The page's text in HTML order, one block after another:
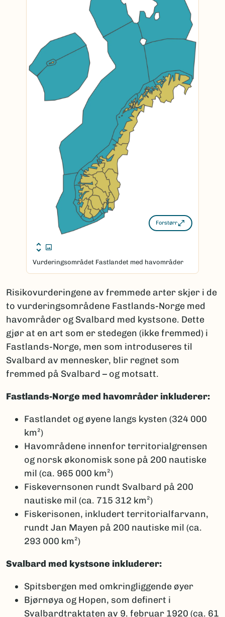
Forstørr
Vurderingsområdet Fastlandet med havområder
Risikovurderingene av fremmede arter skjer i de
to vurderingsområdene Fastlands-Norge med
havområder og Svalbard med kystsone. Dette
gjør at en art som er stedegen (ikke fremmed) i
Fastlands-Norge, men som introduseres til
Svalbard av mennesker, blir regnet som
fremmed på Svalbard – og motsatt.
Fastlands-Norge med havområder inkluderer:
Fastlandet og øyene langs kysten (324 000
km²)
Havområdene innenfor territorialgrensen
og norsk økonomisk sone på 200 nautiske
mil (ca. 965 000 km²)
Fiskevernsonen rundt Svalbard på 200
nautiske mil (ca. 715 312 km²)
Fiskerisonen, inkludert territorialfarvann,
rundt Jan Mayen på 200 nautiske mil (ca.
293 000 km²)
Svalbard med kystsone inkluderer:
Spitsbergen med omkringliggende øyer
Bjørnøya og Hopen, som definert i
Svalbardtraktaten av 9. februar 1920 (ca. 61